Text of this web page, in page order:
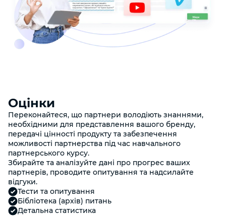
Оцінки
Переконайтеся, що партнери володіють знаннями,
необхідними для представлення вашого бренду,
передачі цінності продукту та забезпечення
можливості партнерства під час навчального
партнерського курсу.
Збирайте та аналізуйте дані про прогрес ваших
партнерів, проводите опитування та надсилайте
відгуки.
Тести та опитування
Бібліотека (архів) питань
Детальна статистика